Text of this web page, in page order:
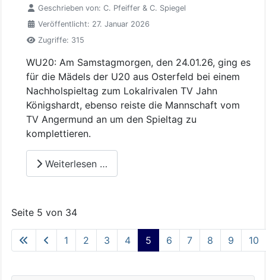
Geschrieben von: C. Pfeiffer & C. Spiegel
Veröffentlicht: 27. Januar 2026
Zugriffe: 315
WU20: Am Samstagmorgen, den 24.01.26, ging es
für die Mädels der U20 aus Osterfeld bei einem
Nachholspieltag zum Lokalrivalen TV Jahn
Königshardt, ebenso reiste die Mannschaft vom
TV Angermund an um den Spieltag zu
komplettieren.
Weiterlesen …
Seite 5 von 34
1 2 3 4 5 6 7 8 9 10